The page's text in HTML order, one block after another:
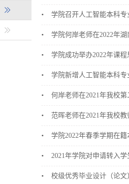
• 学院召开人工智能本科
• 学院何岸老师在2022年
• 学院成功举办2022年课
• 学院新增人工智能本科专
• 何岸老师在2021年我校
• 范晖老师在2021年我校
• 学院2022年春季学期在
• 2021年学院对申请转入
• 校级优秀毕业设计（论文